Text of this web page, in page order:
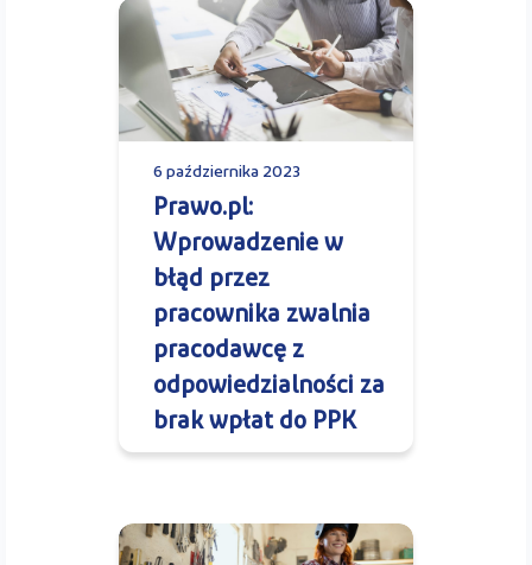
6 października 2023
Prawo.pl:
Wprowadzenie w
błąd przez
pracownika zwalnia
pracodawcę z
odpowiedzialności za
brak wpłat do PPK